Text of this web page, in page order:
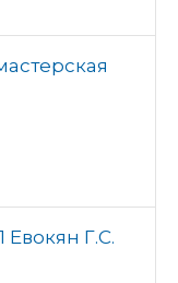
Г.С.